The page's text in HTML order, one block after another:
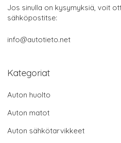
Jos sinulla on kysymyksiä, voit
sähköpostitse:
info@autotieto.net
Kategoriat
Auton huolto
Auton matot
Auton sähkötarvikkeet